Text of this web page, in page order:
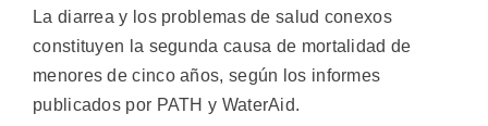
La diarrea y los problemas de salud conexos
constituyen la segunda causa de mortalidad de
menores de cinco años, según los informes
publicados por PATH y WaterAid.